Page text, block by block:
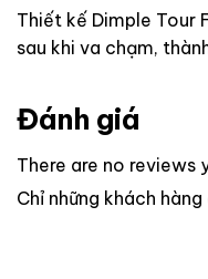
Thiết kế Dimple Tour
sau khi va chạm,
Đánh giá
There are no reviews
Chỉ những khách